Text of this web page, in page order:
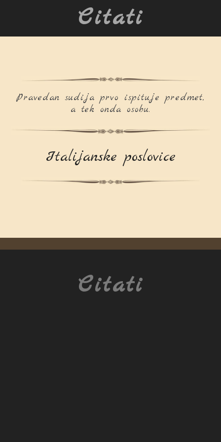
Citati
Pravedan sudija prvo ispituje predmet,
a tek onda osobu.
Italijanske poslovice
Citati